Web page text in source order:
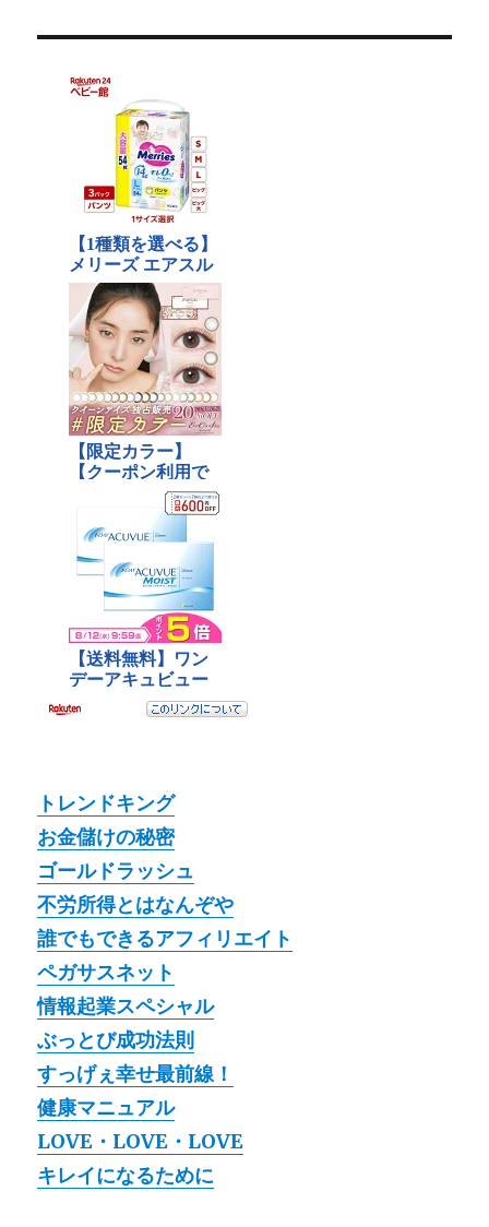
トレンドキング
お金儲けの秘密
ゴールドラッシュ
不労所得とはなんぞや
誰でもできるアフィリエイト
ペガサスネット
情報起業スペシャル
ぶっとび成功法則
すっげぇ幸せ最前線！
健康マニュアル
LOVE・LOVE・LOVE
キレイになるために